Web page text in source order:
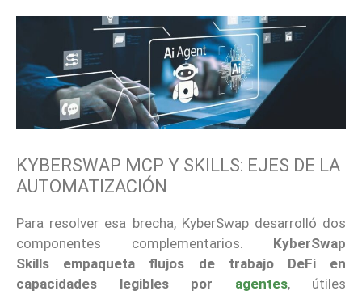
KYBERSWAP MCP Y SKILLS: EJES DE LA
AUTOMATIZACIÓN
Para resolver esa brecha, KyberSwap desarrolló dos
componentes complementarios. KyberSwap
Skills
empaqueta flujos de trabajo DeFi en
capacidades legibles por agentes, útiles